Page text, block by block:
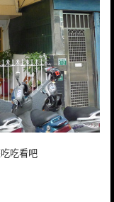
吃看吧